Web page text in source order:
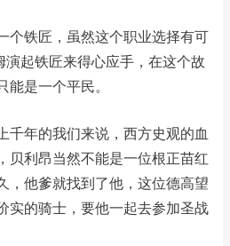
个铁匠，虽然这个职业选择有可
演起铁匠来得心应手，在这个故
是一个平民。
千年的我们来说，西方史观的血
贝利昂当然不能是一位根正苗红
，他爹就找到了他，这位德高望
实的骑士，要他一起去参加圣战